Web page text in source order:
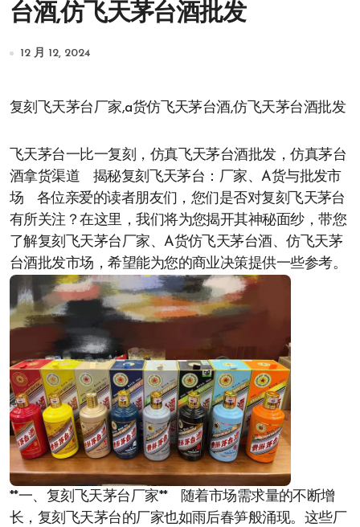
台酒,仿飞天茅台酒批发
12 月 12, 2024
复刻飞天茅台厂家,a货仿飞天茅台酒,仿飞天茅台酒批发
飞天茅台一比一复刻，仿真飞天茅台酒批发，仿真茅台
酒拿货渠道 揭秘复刻飞天茅台：厂家、A货与批发市
场 各位亲爱的读者朋友们，您们是否对复刻飞天茅台
有所关注？在这里，我们将为您揭开其神秘面纱，带您
了解复刻飞天茅台厂家、A货仿飞天茅台酒、仿飞天茅
台酒批发市场，希望能为您的商业决策提供一些参考。
**一、复刻飞天茅台厂家** 随着市场需求量的不断增
长，复刻飞天茅台的厂家也如雨后春笋般涌现。这些厂